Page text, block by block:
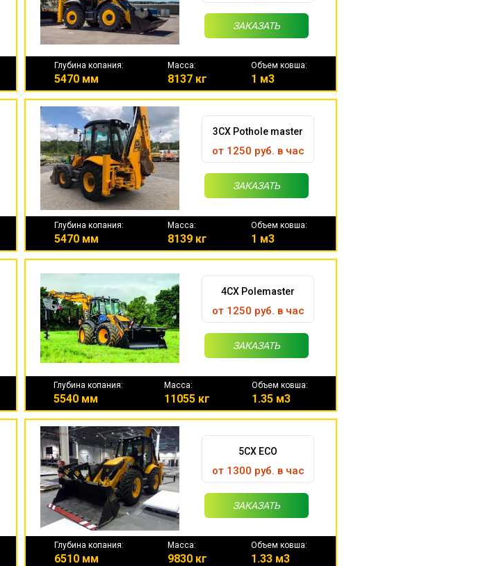
ЗАКАЗАТЬ
Глубина копания:
5470 мм
Масса:
8137 кг
Объем ковша:
1 м3
3CX Pothole master
от 1250 руб. в час
ЗАКАЗАТЬ
Глубина копания:
5470 мм
Масса:
8139 кг
Объем ковша:
1 м3
4CX Polemaster
от 1250 руб. в час
ЗАКАЗАТЬ
Глубина копания:
5540 мм
Масса:
11055 кг
Объем ковша:
1.35 м3
5CX ECO
от 1300 руб. в час
ЗАКАЗАТЬ
Глубина копания:
6510 мм
Масса:
9830 кг
Объем ковша:
1.33 м3